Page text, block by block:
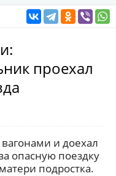
проехал
и доехал
опасную поездку
подростка.